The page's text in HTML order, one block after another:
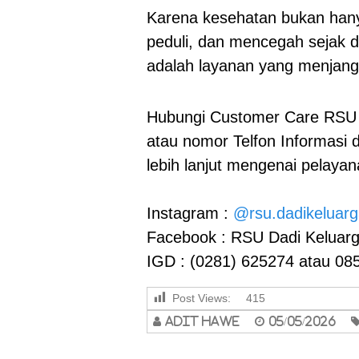
Karena kesehatan bukan
peduli, dan mencegah sejak
adalah layanan yang
Hubungi Customer Care
atau nomor Telfon Informasi
lebih lanjut mengenai
Instagram :
Facebook : RSU Dadi
IGD : (0281) 625274 atau
Post Views: 415
adit hawe 05/05/2026